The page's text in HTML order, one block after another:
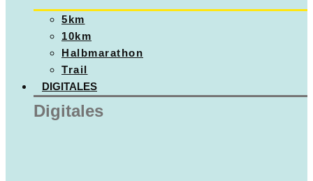
5km
10km
Halbmarathon
Trail
DIGITALES
Digitales